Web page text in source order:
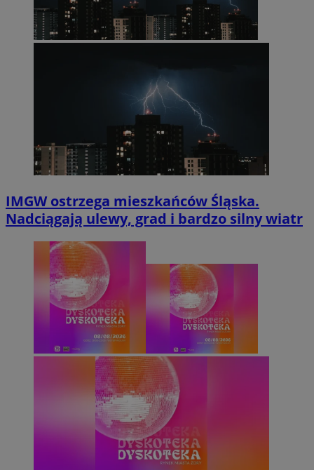
IMGW ostrzega mieszkańców Śląska.
Nadciągają ulewy, grad i bardzo silny wiatr